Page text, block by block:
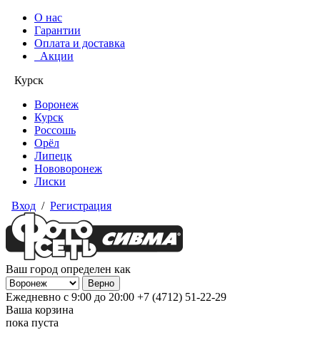
О нас
Гарантии
Оплата и доставка
Акции
Курск
Воронеж
Курск
Россошь
Орёл
Липецк
Нововоронеж
Лиски
Вход / Регистрация
Ваш город определен как
Ежедневно с 9:00 до 20:00 +7 (4712) 51-22-29
Ваша корзина
пока пуста